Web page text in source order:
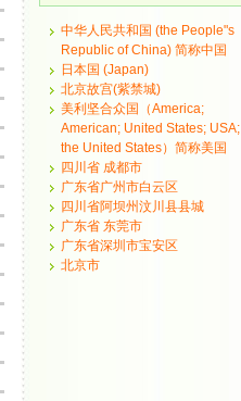
中华人民共和国 (the People"s
Republic of China) 简称中国
日本国 (Japan)
北京故宫(紫禁城)
美利坚合众国（America;
American; United States; USA;
the United States）简称美国
四川省 成都市
广东省广州市白云区
四川省阿坝州汶川县县城
广东省 东莞市
广东省深圳市宝安区
北京市